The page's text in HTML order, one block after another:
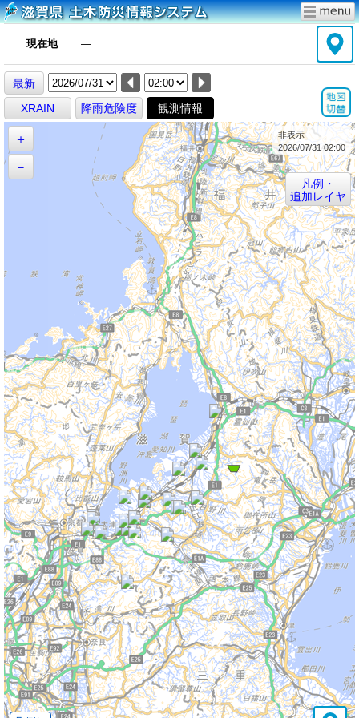
現在地 ―
最新
XRAIN
降雨危険度 観測情報
＋
－
非表示
2026/07/31 02:00
凡例・
追加レイヤ